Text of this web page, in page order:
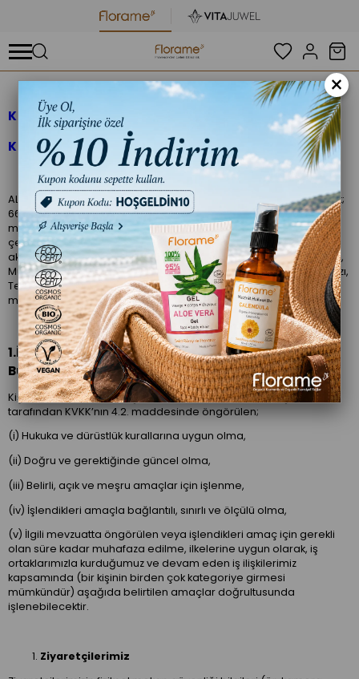
KİŞİSEL VERİLERİN İŞLENMESİNE İLİŞKİN
KURUMSAL GENEL AYDINLATMA METNİ
ALDA İNŞAAT GIDA VE TURİZM TİC. LTD. ŞTİ.Şirketi (“Florame”) olarak;
6698 sayılı Kişisel Verilerin Korunması Kanunu (“KVKK”) ve ilgili
mevzuat ve yasal düzenlemelerden kaynaklanan faaliyetleri
çerçevesinde kişisel verilerinizin işlenmesi, saklanması ve
aktarılmasına ilişkin siz Ziyaretçilerimizi, Çevrimiçi Ziyaretçilerimizi,
Müşterilerimizi, Potansiyel Müşterilerimizi, Tedarikçi Çalışanlarımızı,
Tedarikçi Yetkililerimizi bilgilendirmek amacıyla işbu aydınlatma
metnini hazırladık.
1.İşlediğimiz Kişisel Veri Kategorileriniz Nelerdir ve
Bunları Hangi Amaçlarla İşliyoruz?
Kişisel bilgileriniz ALDAİNŞAAT GIDA VE TURİZM TİC. LTD. ŞTİ.
tarafından KVKK’nın 4.2. maddesinde öngörülen;
(i) Hukuka ve dürüstlük kurallarına uygun olma,
(ii) Doğru ve gerektiğinde güncel olma,
(iii) Belirli, açık ve meşru amaçlar için işlenme,
(iv) İşlendikleri amaçla bağlantılı, sınırlı ve ölçülü olma,
(v) İlgili mevzuatta öngörülen veya işlendikleri amaç için gerekli
olan süre kadar muhafaza edilme, ilkelerine uygun olarak, iş
ortaklarımızla kurduğumuz ve devam eden iş ilişkilerimiz
kapsamında (bir kişinin birden çok kategoriye girmesi
mümkündür) aşağıda belirtilen amaçlar doğrultusunda
işlenebilecektir.
Ziyaretçilerimiz
×